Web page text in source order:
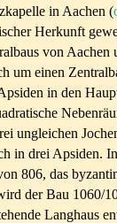
in Aachen (
Herkunft
von Aachen
um einen
in den
ungleichen
in drei Apsiden.
806, das
der Bau 1060/
Langhaus